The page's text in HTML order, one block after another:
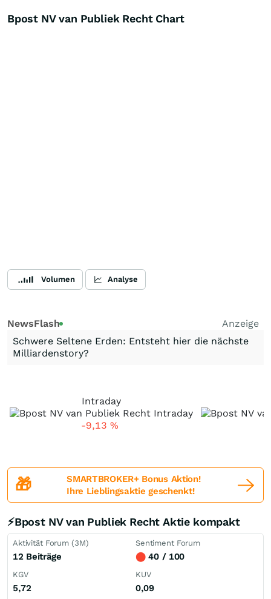
Bpost NV van Publiek Recht Chart
Volumen Analyse
NewsFlash
Anzeige
Schwere Seltene Erden: Entsteht hier die nächste
Milliardenstory?
Intraday
-9,13 %
🎁
SMARTBROKER+ Bonus Aktion!
Ihre Lieblingsaktie geschenkt!
⚡Bpost NV van Publiek Recht Aktie kompakt
Aktivität Forum (3M)
12 Beiträge
Sentiment Forum
⬤40 / 100
KGV
5,72
KUV
0,09